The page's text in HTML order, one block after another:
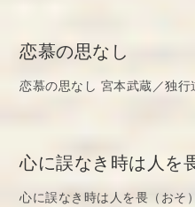
恋慕の思なし
恋慕の思なし 宮本武蔵／独
心に誤なき時は人を
心に誤なき時は人を畏（おそ